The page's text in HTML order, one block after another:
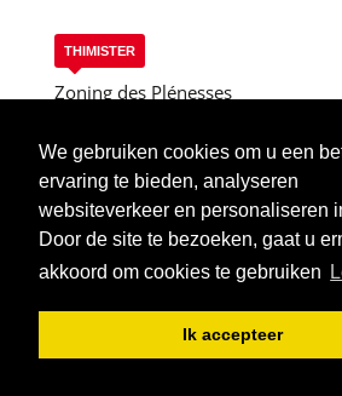
We gebruiken cookies om u een
ervaring te bieden, analyseren
websiteverkeer en personaliseren
Door de site te bezoeken, gaat u
akkoord om cookies te gebruiken
Ik accepteer
THIMISTER
Zoning des Plénesses
B-4890 Thimister
T :+32 (0)87 445 955
Thimister (Liège)